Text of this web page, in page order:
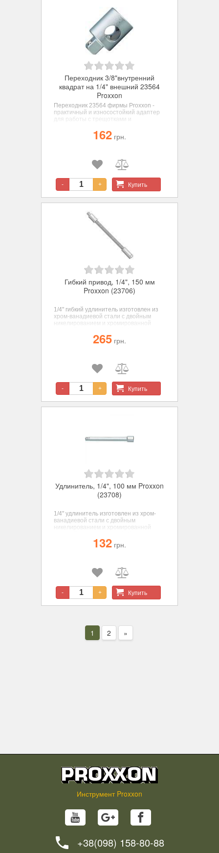
Переходник 3/8"внутренний
квадрат на 1/4" внешний 23564
Proxxon
Переходник 23564 фирмы Proxxon -
практичный и износостойкий адаптер
для работы с трещотками и
162 грн.
- + Купить
Гибкий привод, 1/4", 150 мм
Proxxon (23706)
1/4" гибкий удлинитель изготовлен из
хром-ванадиевой стали с двойным
никелированием и хромированной
переходник с внутреннего квадрата на
внешний. Общая длина: 150 мм.
265 грн.
- + Купить
Удлинитель, 1/4", 100 мм Proxxon
(23708)
1/4" удлинитель изготовлен из хром-
ванадиевой стали с двойным
никелированием и хромированной
переходник с внутреннего квадрата на
внешний. Общая длина: 100 мм.
132 грн.
- + Купить
1 2 »
Инструмент Proxxon
+38(098) 158-80-88